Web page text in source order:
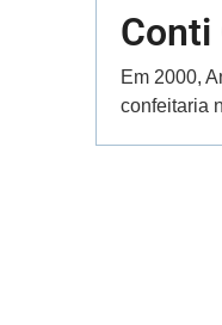
Em 2000,
confeitaria